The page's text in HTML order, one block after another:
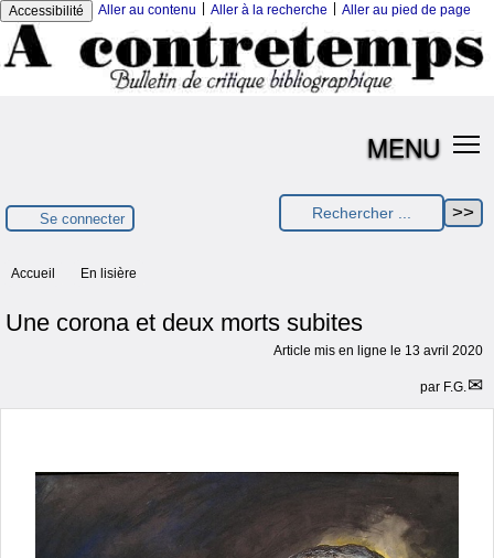
Accessibilité Aller au contenu Aller à la recherche Aller au pied de page
MENU
Se connecter
Accueil En lisière
Une corona et deux morts subites
Article mis en ligne le 13 avril 2020
par F.G.